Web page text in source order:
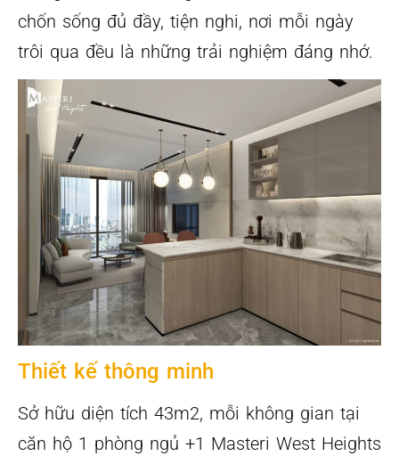
chốn sống đủ đầy, tiện nghi, nơi mỗi ngày
trôi qua đều là những trải nghiệm đáng nhớ.
Thiết kế thông minh
Sở hữu diện tích 43m2, mỗi không gian tại
căn hộ 1 phòng ngủ +1 Masteri West Heights